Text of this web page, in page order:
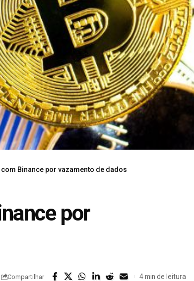
Binance por vazamento de dados
por
Compartilhar 4 min de leitura